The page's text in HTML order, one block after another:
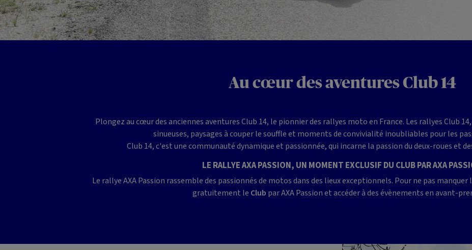
Au cœur des aventures Club 14
Plongez au cœur des anciennes aventures Club 14, le pionnier des rallyes moto en France. Les rallyes Club
sinueuses, paysages à couper le souffle et moments de convivialité inoubliables pour les
Club 14, c'est une communauté dynamique et passionnée, qui incarne la passion du deux-roues et
LE RALLYE AXA PASSION, UN MOMENT EXCLUSIF DU CLUB PAR AXA
Le rallye AXA Passion rassemble des passionnés de motos dans des lieux exceptionnels. Pour ne pas
gratuitement le Club par AXA Passion et accéder à des évènements en avant-